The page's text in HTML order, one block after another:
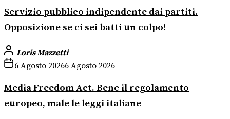
Servizio pubblico indipendente dai partiti.
Opposizione se ci sei batti un colpo!
Loris Mazzetti
6 Agosto 20266 Agosto 2026
Media Freedom Act. Bene il regolamento
europeo, male le leggi italiane